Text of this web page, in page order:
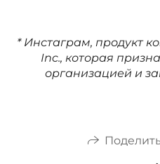
* Инстаграм, продукт
Inc., которая
организацией и